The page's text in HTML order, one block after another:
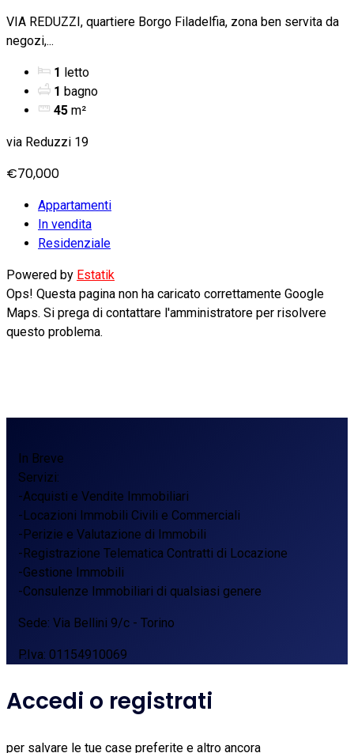
VIA REDUZZI, quartiere Borgo Filadelfia, zona ben servita da
negozi,...
1 letto
1 bagno
45 m²
via Reduzzi 19
€70,000
Appartamenti
In vendita
Residenziale
Powered by Estatik
Ops! Questa pagina non ha caricato correttamente Google
Maps. Si prega di contattare l'amministratore per risolvere
questo problema.
In Breve
Servizi:
-Acquisti e Vendite Immobiliari
-Locazioni Immobili Civili e Commerciali
-Perizie e Valutazione di Immobili
-Registrazione Telematica Contratti di Locazione
-Gestione Immobili
-Consulenze Immobiliari di qualsiasi genere
Sede: Via Bellini 9/c - Torino
P.Iva: 01154910069
Accedi o registrati
per salvare le tue case preferite e altro ancora